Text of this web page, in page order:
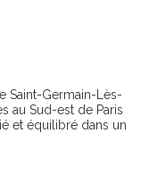
Saint-Germain-Lès-
au Sud-est de Paris
et équilibré dans un